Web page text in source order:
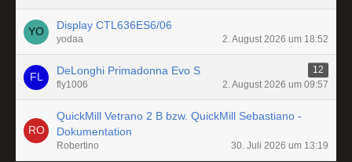
Display CTL636ES6/06
yodaa 2. August 2026 um 18:52
DeLonghi Primadonna Evo S
12
fly1006
2. August 2026 um 09:57
QuickMill Vetrano 2 B bzw. QuickMill Sebastiano -
Dokumentation
Robertino 30. Juli 2026 um 13:19